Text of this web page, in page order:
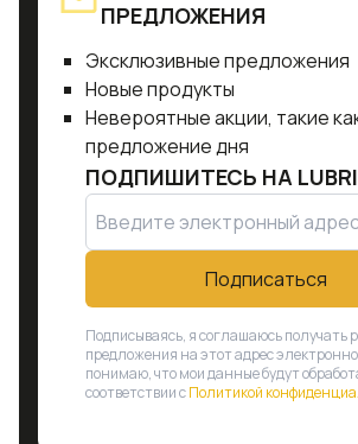
ПРЕДЛОЖЕНИЯ
Эксклюзивные предложения
Новые продукты
Невероятные акции, такие
предложение дня
ПОДПИШИТЕСЬ НА
Подписаться
Подписываясь, я соглашаюсь получать
предложения на этот адрес
понимаю, что мои данные будут
соответствии сПолитикой